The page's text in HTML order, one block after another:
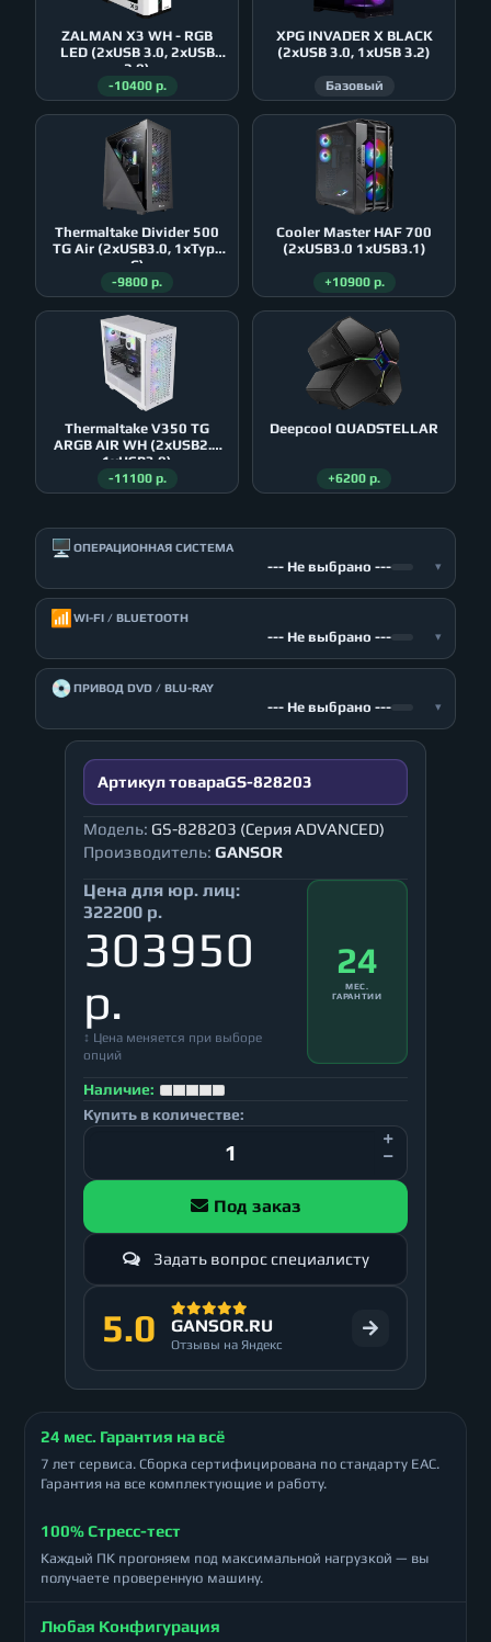
ZALMAN X3 WH - RGB
LED (2xUSB 3.0, 2xUSB
2.0)
-10400 р.
XPG INVADER X BLACK
(2xUSB 3.0, 1xUSB 3.2)
Базовый
Thermaltake Divider 500
TG Air (2xUSB3.0, 1xType
C)
-9800 р.
Cooler Master HAF 700
(2xUSB3.0 1xUSB3.1)
+10900 р.
Thermaltake V350 TG
ARGB AIR WH (2xUSB2.0
1xUSB3.0)
-11100 р.
Deepcool QUADSTELLAR
+6200 р.
🖥️ ОПЕРАЦИОННАЯ СИСТЕМА
--- Не выбрано --- ▾
📶 WI-FI / BLUETOOTH
--- Не выбрано --- ▾
💿ПРИВОД DVD / BLU-RAY
--- Не выбрано --- ▾
Артикул товараGS-828203
Модель: GS-828203 (Серия ADVANCED)
Производитель: GANSOR
Цена для юр. лиц:
322200 р.
303950
р.
↕ Цена меняется при выборе
опций
24
МЕС.
ГАРАНТИИ
Наличие:
Купить в количестве:
Под заказ
Задать вопрос специалисту
5.0 GANSOR.RU
Отзывы на Яндекс
24 мес. Гарантия на всё
7 лет сервиса. Сборка сертифицирована по стандарту ЕАС.
Гарантия на все комплектующие и работу.
100% Стресс-тест
Каждый ПК прогоняем под максимальной нагрузкой — вы
получаете проверенную машину.
Любая Конфигурация